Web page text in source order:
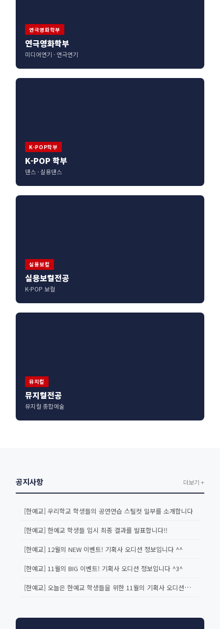
연극영화학부
연극영화학부
미디어연기 · 연극연기
K-POP학부
K-POP 학부
댄스 · 실용댄스
실용보컬
실용보컬전공
K-POP 보컬
뮤지컬
뮤지컬전공
뮤지컬 종합예술
공지사항 더보기 +
[한예교] 우리학교 학생들의 공연연습 스틸컷 일부를 소개합니다
[한예교] 한예교 학생들 입시 최종 결과를 발표합니다!!
[한예교] 12월의 NEW 이벤트! 기획사 오디션 정보입니다 ^^
[한예교] 11월의 BIG 이벤트! 기획사 오디션 정보입니다 ^3^
[한예교] 오늘은 한예교 학생들을 위한 11월의 기획사 오디션을 소개합...